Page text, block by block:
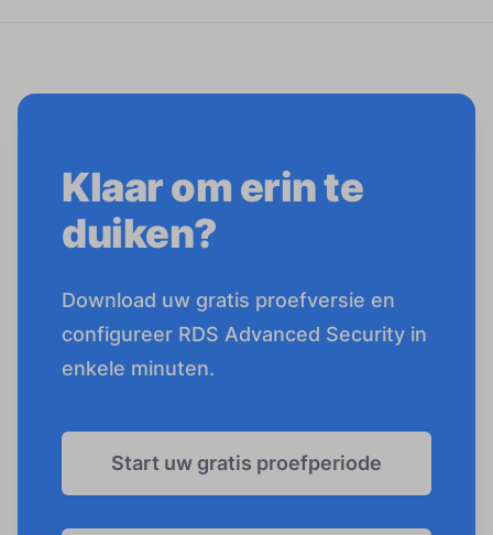
Klaar om erin te
duiken?
Download uw gratis proefversie en
configureer RDS Advanced Security in
enkele minuten.
Start uw gratis proefperiode